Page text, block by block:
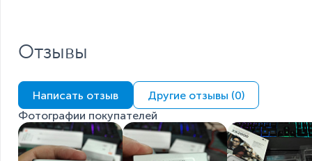
Производительность USB 3.2 Gen 2x2
Отзывы
Написать отзыв
Другие отзывы (0)
Фотографии покупателей